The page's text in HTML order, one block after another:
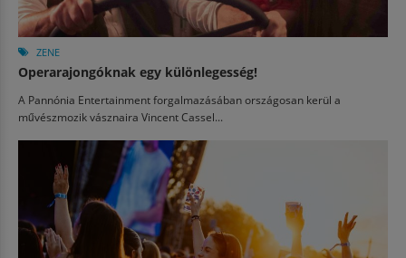
ZENE
Operarajongóknak egy különlegesség!
A Pannónia Entertainment forgalmazásában országosan kerül a
művészmozik vásznaira Vincent Cassel...